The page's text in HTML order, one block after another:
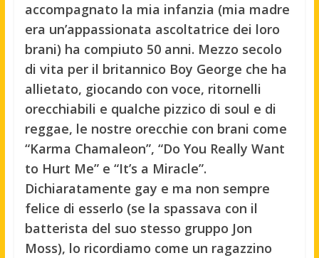
accompagnato la mia infanzia (mia madre
era un’appassionata ascoltatrice dei loro
brani) ha compiuto 50 anni. Mezzo secolo
di vita per il britannico Boy George che ha
allietato, giocando con voce, ritornelli
orecchiabili e qualche pizzico di soul e di
reggae, le nostre orecchie con brani come
“Karma Chamaleon”, “Do You Really Want
to Hurt Me” e “It’s a Miracle”.
Dichiaratamente gay e ma non sempre
felice di esserlo (se la spassava con il
batterista del suo stesso gruppo Jon
Moss), lo ricordiamo come un ragazzino